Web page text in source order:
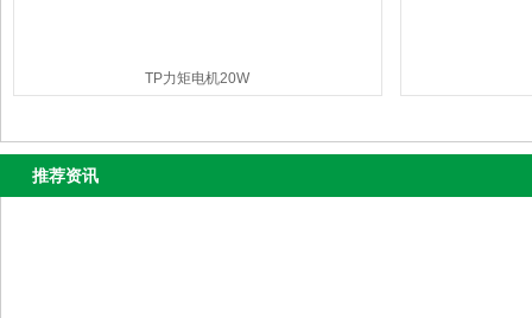
TP力矩电机20W
推荐资讯